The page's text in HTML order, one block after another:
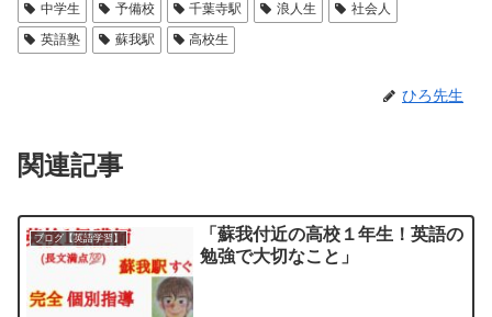
中学生 予備校 千葉寺駅 浪人生
社会人
英語塾
蘇我駅 高校生
ひろ先生
関連記事
ブログ【英語学習】
「蘇我付近の高校１年生！英語の
勉強で大切なこと」